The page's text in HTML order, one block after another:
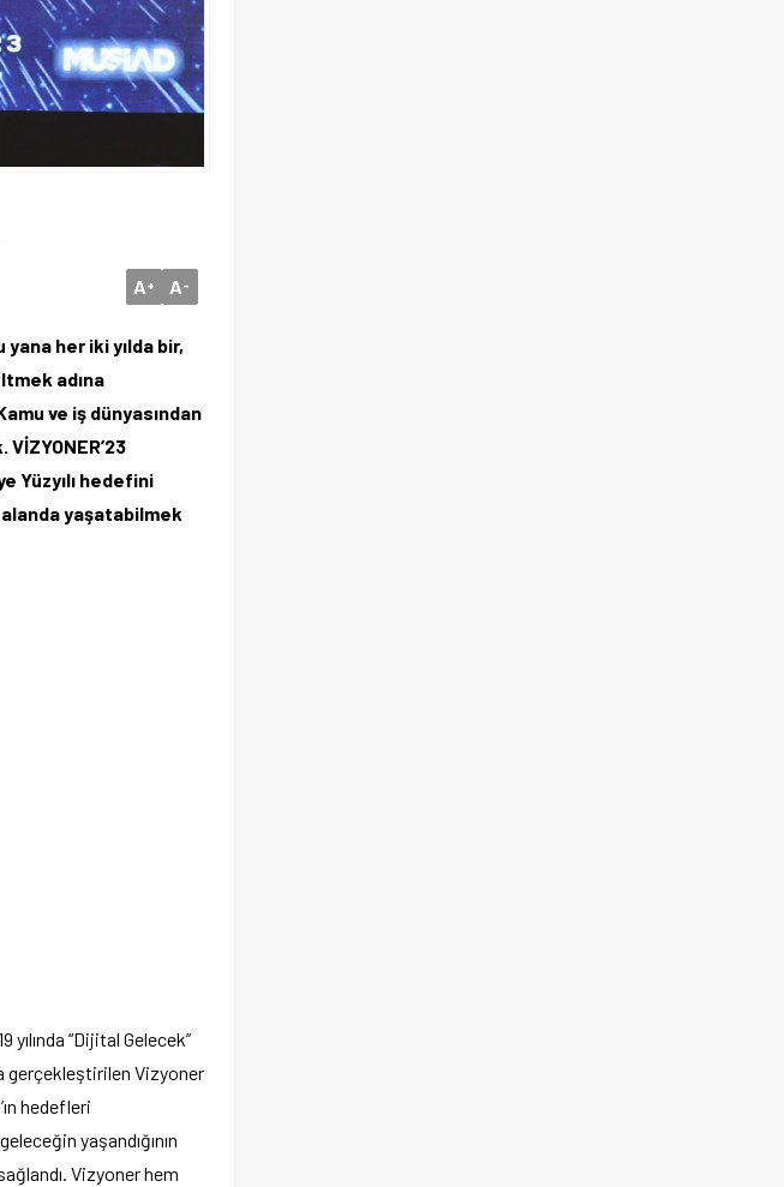
A+ A-
yana her iki yılda bir,
adına
ve iş dünyasından
Yüzyılı hedefini
yaşatabilmek
yılında “Dijital Gelecek”
gerçekleştirilen Vizyoner
hedefleri
yaşandığının
Vizyoner hem